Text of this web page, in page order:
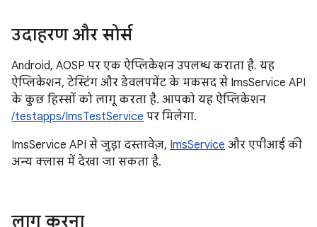
उदाहरण और सोर्स
Android, AOSP पर एक ऐप्लिकेशन उपलब्ध कराता है. यह
ऐप्लिकेशन, टेस्टिंग और डेवलपमेंट के मकसद से ImsService API
के कुछ हिस्सों को लागू करता है. आपको यह ऐप्लिकेशन
/testapps/ImsTestService पर मिलेगा.
ImsService API से जुड़ा दस्तावेज़, ImsService और एपीआई की
अन्य क्लास में देखा जा सकता है.
लागू करना